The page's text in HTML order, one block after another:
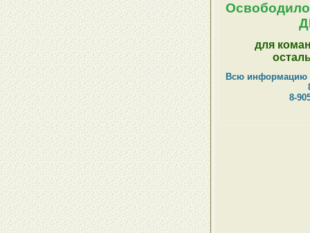
для
Всю информацию
8-